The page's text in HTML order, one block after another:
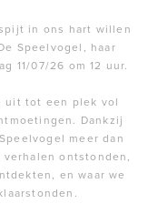
in ons hart willen
Speelvogel, haar
11/07/26 om 12 uur.
uit tot een plek vol
Dankzij
meer dan
ontstonden,
en waar we